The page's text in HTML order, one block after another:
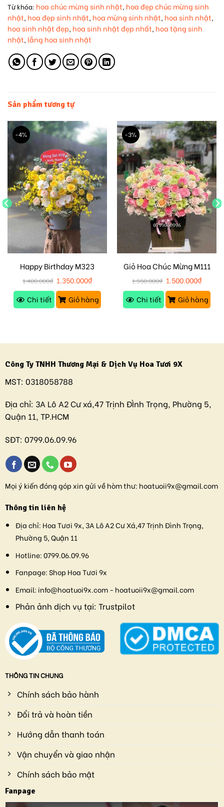
Từ khóa: hoa chúc mừng sinh nhật, hoa đẹp chúc mừng sinh
nhật, hoa đẹp sinh nhật, hoa mừng sinh nhật, hoa sinh nhật,
hoa sinh nhật đẹp, hoa sinh nhật đẹp nhất, hoa tặng sinh
nhật, lẵng hoa sinh nhật
Sản phẩm tương tự
-4%
Happy Birthday M323
1.400.000₫ 1.350.000₫
Chi tiết
Giỏ hàng
-3%
Giỏ Hoa Chúc Mừng M111
1.550.000₫ 1.500.000₫
Chi tiết
Giỏ hàng
Công Ty TNHH Thương Mại & Dịch Vụ Hoa Tươi 9X
MST: 0318058788
Địa chỉ: 3A Lô A2 Cư xá,47 Trịnh ĐÌnh Trọng, Phường 5,
Quận 11, TP.HCM
SĐT: 0799.06.09.96
Mọi ý kiến đóng góp xin gửi về hòm thư: hoatuoii9x@gmail.com
Thông tin liên hệ
Địa chỉ: Hoa Tươi 9x, 3A Lô A2 Cư Xá,47 Trịnh Đình Trọng,
Phường 5, Quận 11
Hotline:0799.06.09.96
Fanpage:Shop Hoa Tươi 9x
Email: info@hoatuoi9x.com - hoatuoii9x@gmail.com
Phản ảnh dịch vụ tại: Trustpilot
THÔNG TIN CHUNG
Chính sách bảo hành
Đổi trả và hoàn tiền
Hướng dẫn thanh toán
Vận chuyển và giao nhận
Chính sách bảo mật
Fanpage